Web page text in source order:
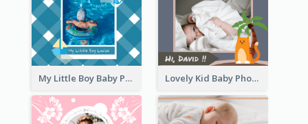
My Little Boy Baby Photo Book Lovely Kid Baby Photo Book